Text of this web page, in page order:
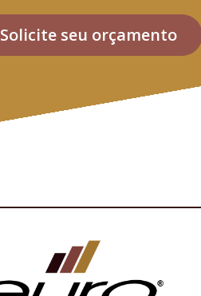
Solicite seu orçamento